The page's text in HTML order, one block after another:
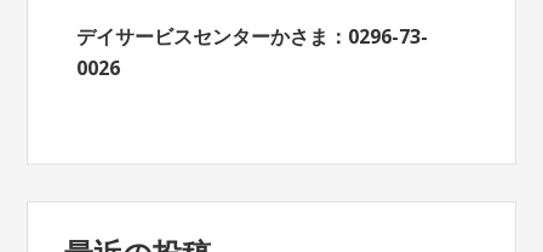
デイサービスセンターかさま：0296-73-
0026